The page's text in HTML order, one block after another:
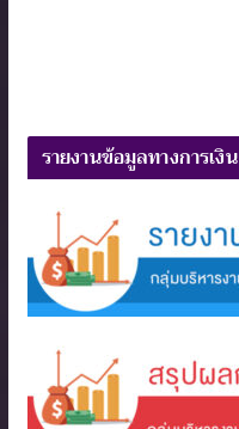
รายงานข้อมูลทางการเงิน